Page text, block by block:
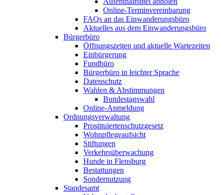
Online-Terminvereinbarung
FAQs an das Einwanderungsbüro
Aktuelles aus dem Einwanderungsbüro
Bürgerbüro
Öffnungszeiten und aktuelle Wartezeiten
Einbürgerung
Fundbüro
Bürgerbüro in leichter Sprache
Datenschutz
Wahlen & Abstimmungen
Bundestagswahl
Online-Anmeldung
Ordnungsverwaltung
Prostituiertenschutzgesetz
Wohnpflegeaufsicht
Stiftungen
Verkehrsüberwachung
Hunde in Flensburg
Bestattungen
Sondernutzung
Standesamt